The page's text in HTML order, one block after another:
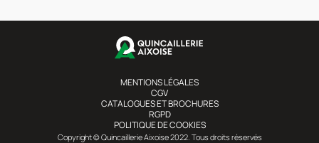
MENTIONS LÉGALES
CGV
CATALOGUES ET BROCHURES
RGPD
POLITIQUE DE COOKIES
Copyright © Quincaillerie Aixoise 2022. Tous droits réservés